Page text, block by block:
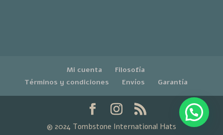
Mi cuenta
Filosofía
Términos y condiciones
Envíos Garantía
® 2024 Tombstone International Hats